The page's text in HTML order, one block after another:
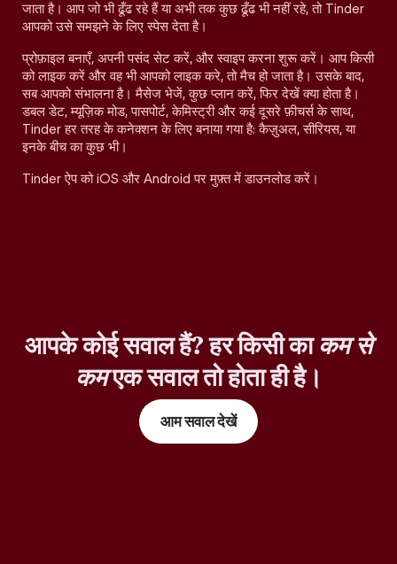
जाता है। आप जो भी ढूँढ रहे हैं या अभी तक कुछ ढूँढ भी नहीं रहे, तो Tinder
आपको उसे समझने के लिए स्पेस देता है।
प्रोफ़ाइल बनाएँ, अपनी पसंद सेट करें, और स्वाइप करना शुरू करें। आप किसी
को लाइक करें और वह भी आपको लाइक करे, तो मैच हो जाता है। उसके बाद,
सब आपको संभालना है। मैसेज भेजें, कुछ प्लान करें, फिर देखें क्या होता है।
डबल डेट, म्यूज़िक मोड, पासपोर्ट, केमिस्ट्री और कई दूसरे फ़ीचर्स के साथ,
Tinder हर तरह के कनेक्शन के लिए बनाया गया है: कैज़ुअल, सीरियस, या
इनके बीच का कुछ भी।
Tinder ऐप को iOS और Android पर मुफ़्त में डाउनलोड करें।
आपके कोई सवाल हैं? हर किसी काकम से
कमएक सवाल तो होता ही है।
आम सवाल देखें